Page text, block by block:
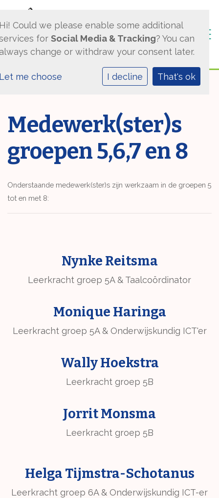
Medewerk(ster)s
groepen 5,6,7 en 8
Onderstaande medewerk(ster)s zijn werkzaam in de groepen 5
tot en met 8:
Nynke Reitsma
Leerkracht groep 5A & Taalcoördinator
Monique Haringa
Leerkracht groep 5A & Onderwijskundig ICT'er
Wally Hoekstra
Leerkracht groep 5B
Jorrit Monsma
Leerkracht groep 5B
Helga Tijmstra-Schotanus
Leerkracht groep 6A & Onderwijskundig ICT-er
Could we please enable some additional
for Social Media & Tracking? You can
change or withdraw your consent later.
me choose I decline That's ok